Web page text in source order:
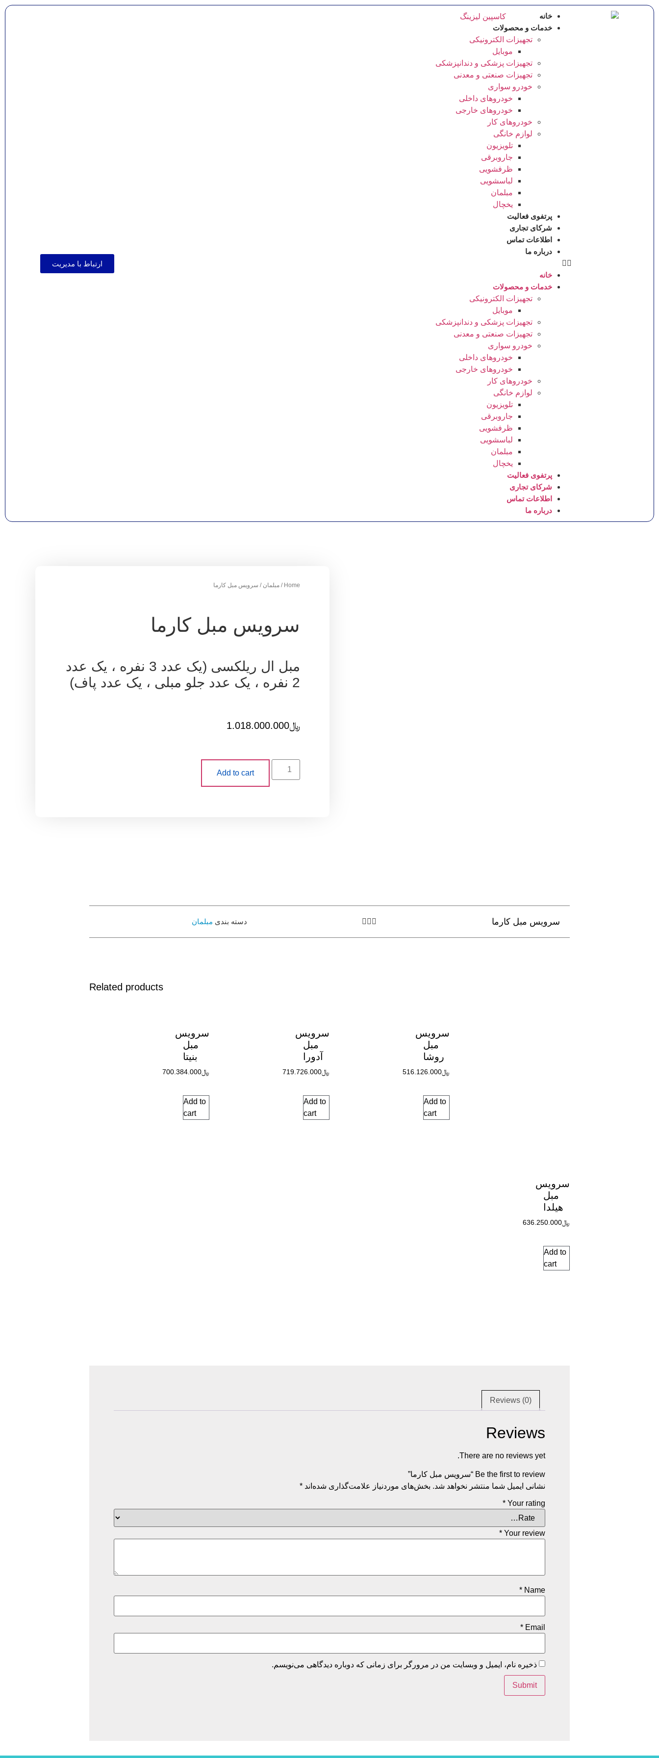
خانه
خدمات و محصولات
تجهیزات الکترونیکی
موبایل
تجهیزات پزشکی و دندانپزشکی
تجهیزات صنعتی و معدنی
خودرو سواری
خودروهای داخلی
خودروهای خارجی
خودروهای کار
لوازم خانگی
تلویزیون
جاروبرقی
ظرفشویی
لباسشویی
مبلمان
یخچال
پرتفوی فعالیت
شرکای تجاری
اطلاعات تماس
درباره ما
خانه
خدمات و محصولات
تجهیزات الکترونیکی
موبایل
تجهیزات پزشکی و دندانپزشکی
تجهیزات صنعتی و معدنی
خودرو سواری
خودروهای داخلی
خودروهای خارجی
خودروهای کار
لوازم خانگی
تلویزیون
جاروبرقی
ظرفشویی
لباسشویی
مبلمان
یخچال
پرتفوی فعالیت
شرکای تجاری
اطلاعات تماس
درباره ما
ارتباط با مدیریت
Home
/ مبلمان / سرویس مبل کارما
سرویس مبل کارما
مبل ال ریلکسی (یک عدد 3 نفره ، یک عدد
2 نفره ، یک عدد جلو مبلی ، یک عدد پاف)
﷼1.018.000.000
Add to cart
سرویس مبل کارما دسته بندی مبلمان
Related products
سرویس
مبل
روشا
﷼516.126.000
Add to
cart
سرویس
مبل
آدورا
﷼719.726.000
Add to
cart
سرویس
مبل
بنیتا
﷼700.384.000
Add to
cart
سرویس
مبل
هیلدا
﷼636.250.000
Add to
cart
Reviews (0)
Reviews
There are no reviews yet.
Be the first to review “سرویس مبل کارما”
نشانی ایمیل شما منتشر نخواهد شد. بخش‌های موردنیاز علامت‌گذاری شده‌اند *
Your rating
*
Your review
*
Name
*
Email
*
ذخیره نام، ایمیل و وبسایت من در مرورگر برای زمانی که دوباره دیدگاهی می‌نویسم.